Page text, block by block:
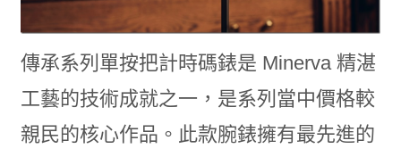
傳承系列單按把計時碼錶是 Minerva 精湛
工藝的技術成就之一，是系列當中價格較
親民的核心作品。此款腕錶擁有最先進的